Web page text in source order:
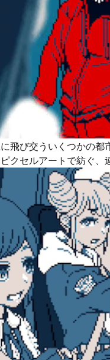
飛び交ういくつかの
クセルアートで紡ぐ、